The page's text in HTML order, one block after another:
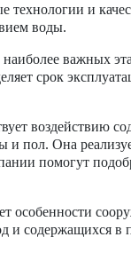
технологии и
воды.
важных
срок
воздействию
и пол. Она
помогут
особенности
и содержащихся в